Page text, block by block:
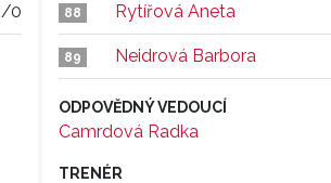
0 88 Rytířová Aneta
89 Neidrová Barbora
ODPOVĚDNÝ VEDOUCÍ
Camrdová Radka
TRENÉR